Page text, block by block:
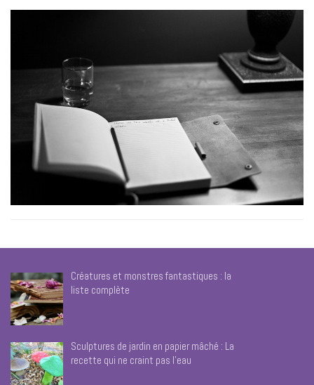
Créatures et monstres fantastiques : la
liste complète
Sculptures de jardin en papier mâché : La
recette qui ne craint pas l’eau